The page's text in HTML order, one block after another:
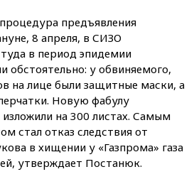
предъявления
8 апреля, в СИЗО
в период эпидемии
обстоятельно: у обвиняемого,
на лице были защитные маски, а
Новую фабулу
на 300 листах. Самым
стал отказ следствия от
в хищении у «Газпрома» газа
утверждает Постанюк.